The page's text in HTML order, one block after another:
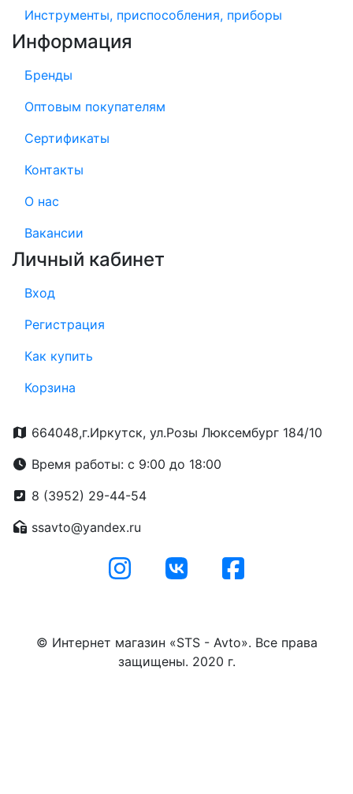
Инструменты, приспособления, приборы
Информация
Бренды
Оптовым покупателям
Сертификаты
Контакты
О нас
Вакансии
Личный кабинет
Вход
Регистрация
Как купить
Корзина
664048,г.Иркутск, ул.Розы Люксембург 184/10
Время работы: с 9:00 до 18:00
8 (3952) 29-44-54
ssavto@yandex.ru
© Интернет магазин «STS - Avto». Все права
защищены. 2020 г.